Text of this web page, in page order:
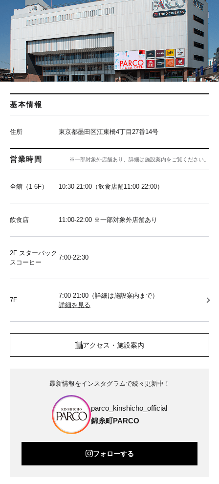
基本情報
住所 東京都墨田区江東橋4丁目27番14号
営業時間 ※一部対象外店舗あり、詳細は施設案内をご覧ください。
全館（1-6F） 10:30-21:00（飲食店舗11:00-22:00）
飲食店 11:00-22:00 ※一部対象外店舗あり
2F スターバック
スコーヒー
7:00-22:30
7F
7:00-21:00（詳細は施設案内まで）
詳細を見る
アクセス・施設案内
最新情報をインスタグラムで続々更新中！
parco_kinshicho_official
錦糸町PARCO
フォローする